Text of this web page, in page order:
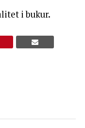
i bukur.